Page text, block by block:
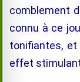
comblement
connu à ce
tonifiantes,
effet